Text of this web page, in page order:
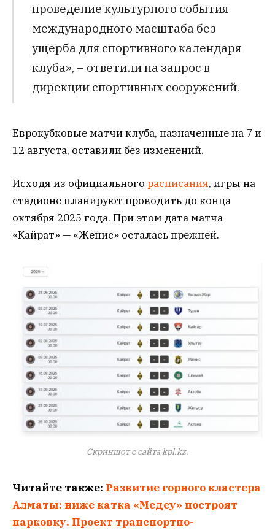
проведение культурного события
международного масштаба без
ущерба для спортивного календаря
клуба», – ответили на запрос в
дирекции спортивных сооружений.
Еврокубковые матчи клуба, назначенные на 7 и
12 августа, оставили без изменений.
Исходя из официального расписания, игры на
стадионе планируют проводить до конца
октября 2025 года. При этом дата матча
«Кайрат» — «Женис» осталась прежней.
Скриншот с сайта kpl.kz.
Читайте также: Развитие горного кластера
Алматы: ниже катка «Медеу» построят
парковку. Проект транспортно-